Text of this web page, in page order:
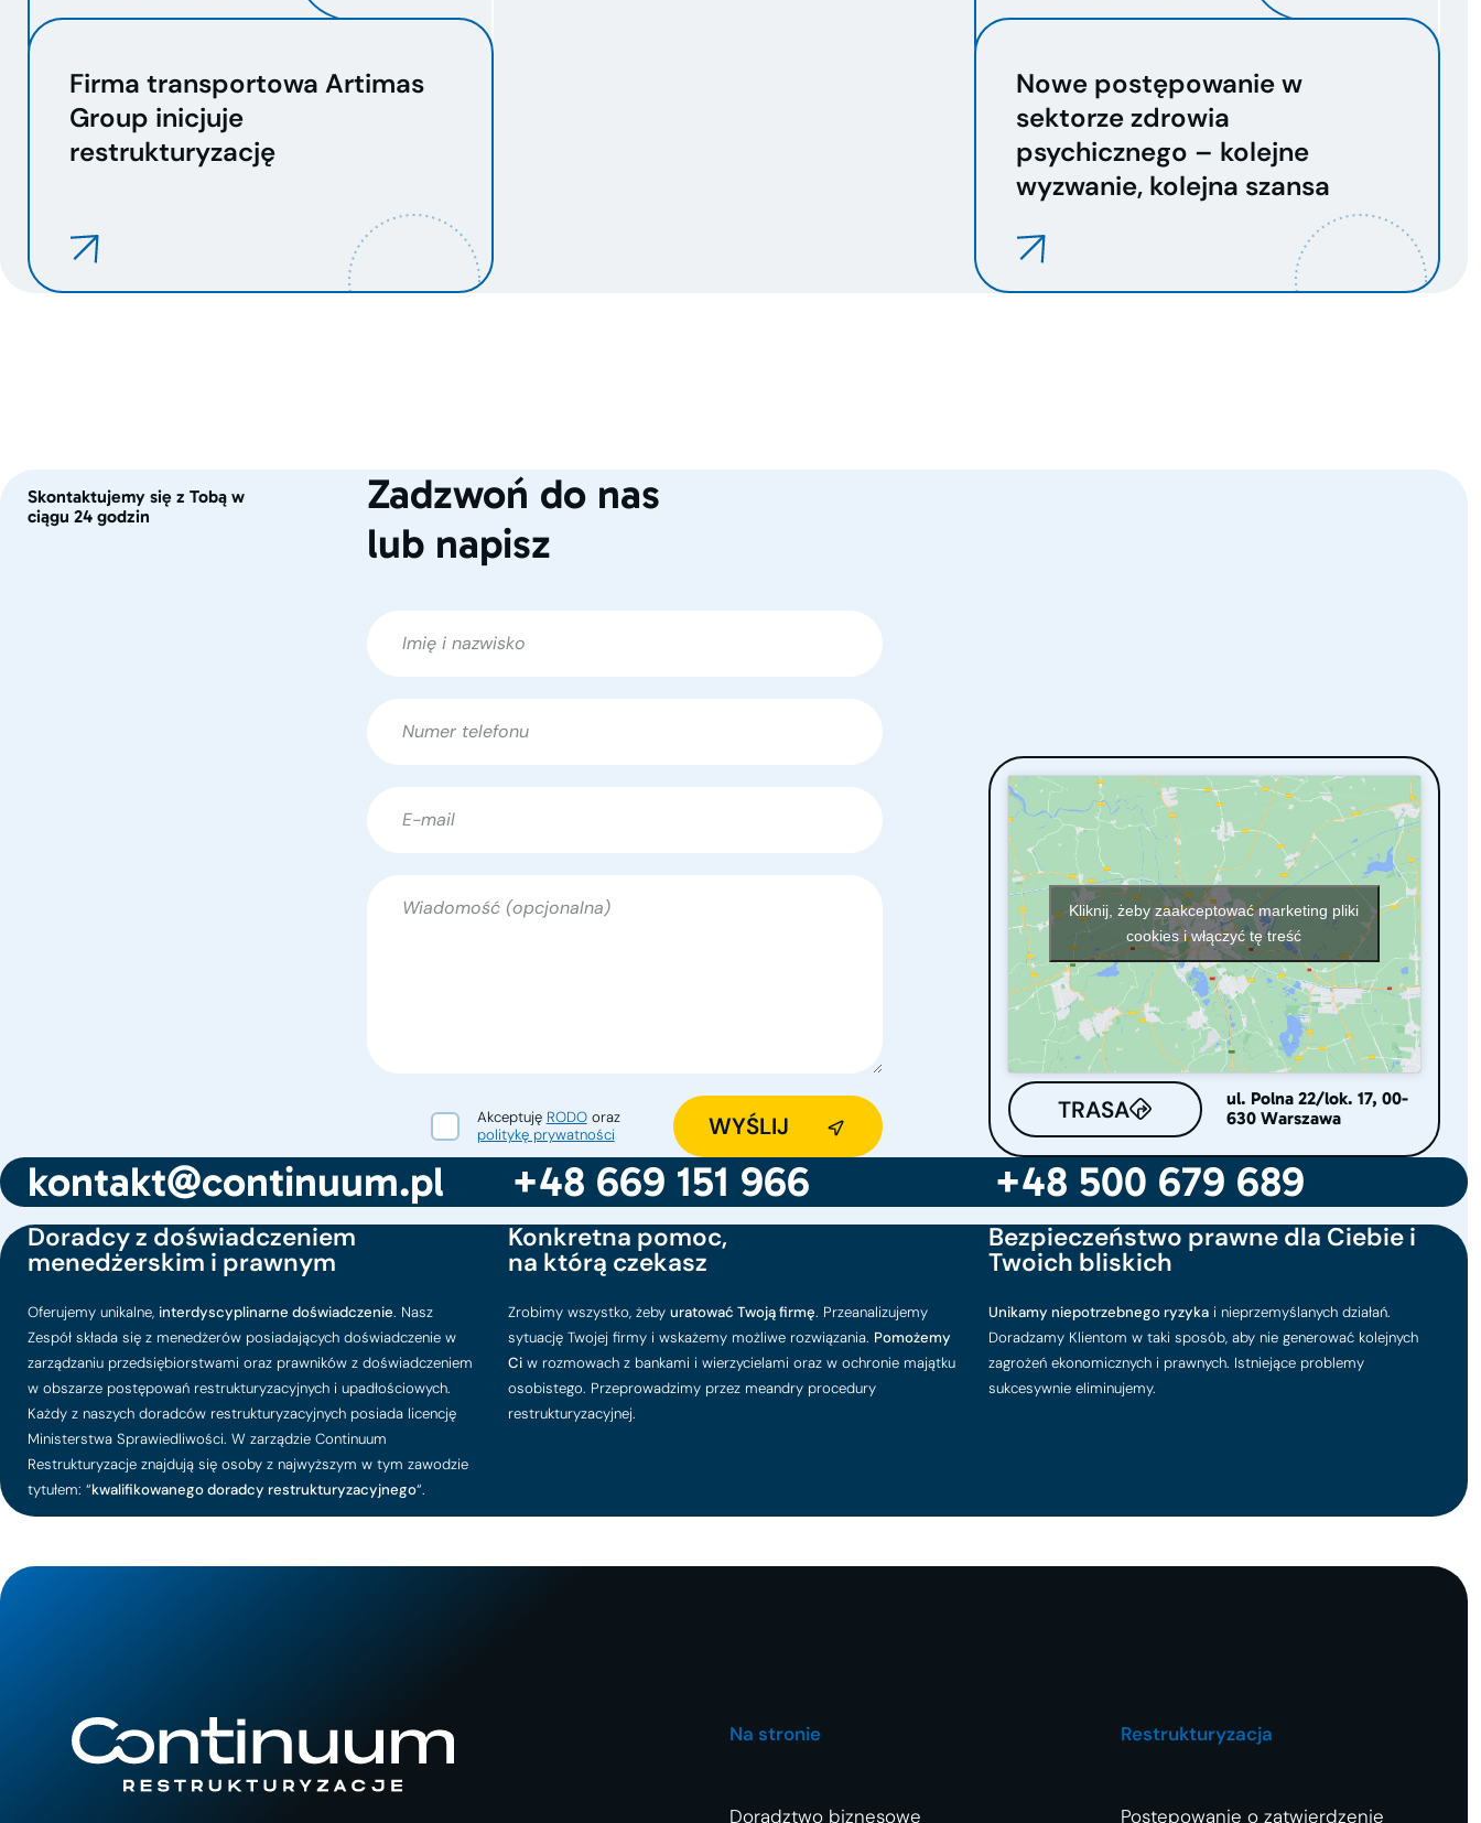
Firma transportowa Artimas
Group inicjuje
restrukturyzację
Nowe postępowanie w
sektorze zdrowia
psychicznego – kolejne
wyzwanie, kolejna szansa
Skontaktujemy się z Tobą w
ciągu 24 godzin
Zadzwoń do nas
lub napisz
Akceptuję RODOoraz
politykę prywatności
Alternative:
Kliknij, żeby zaakceptować marketing pliki
cookies i włączyć tę treść
TRASA
ul. Polna 22/lok. 17, 00-
630 Warszawa
kontakt@continuum.pl +48 669 151 966 +48 500 679 689
Doradcy z doświadczeniem
menedżerskim i prawnym
Oferujemy unikalne, interdyscyplinarne doświadczenie. Nasz
Zespół składa się z menedżerów posiadających doświadczenie w
zarządzaniu przedsiębiorstwami oraz prawników z doświadczeniem
w obszarze postępowań restrukturyzacyjnych i upadłościowych.
Każdy z naszych doradców restrukturyzacyjnych posiada licencję
Ministerstwa Sprawiedliwości. W zarządzie Continuum
Restrukturyzacje znajdują się osoby z najwyższym w tym zawodzie
tytułem: “kwalifikowanego doradcy restrukturyzacyjnego“.
Konkretna pomoc,
na którą czekasz
Zrobimy wszystko, żebyuratować Twoją firmę. Przeanalizujemy
sytuację Twojej firmy i wskażemy możliwe rozwiązania. Pomożemy
Ci w rozmowach z bankami i wierzycielami oraz w ochronie majątku
osobistego. Przeprowadzimy przez meandry procedury
restrukturyzacyjnej.
Bezpieczeństwo prawne dla Ciebie i
Twoich bliskich
Unikamy niepotrzebnego ryzyka i nieprzemyślanych działań.
Doradzamy Klientom w taki sposób, aby nie generować kolejnych
zagrożeń ekonomicznych i prawnych. Istniejące problemy
sukcesywnie eliminujemy.
Na stronie
Doradztwo biznesowe
Restrukturyzacja
Postępowanie o zatwierdzenie